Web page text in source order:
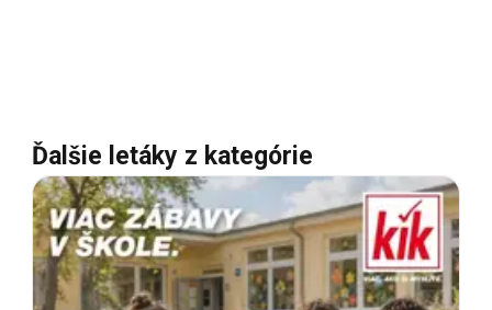
Ďalšie letáky z kategórie